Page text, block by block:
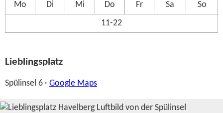
Mo Di Mi Do Fr Sa So
11-22
Lieblingsplatz
Spülinsel 6 · Google Maps